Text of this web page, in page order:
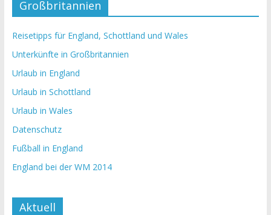
Großbritannien
Reisetipps für England, Schottland und Wales
Unterkünfte in Großbritannien
Urlaub in England
Urlaub in Schottland
Urlaub in Wales
Datenschutz
Fußball in England
England bei der WM 2014
Aktuell